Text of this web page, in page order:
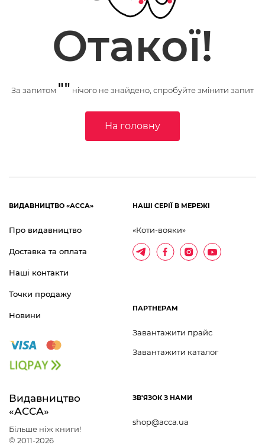
Отакої!
За запитом "" нічого не знайдено, спробуйте змінити запит
На головну
Видавництво
«АССА»
Більше ніж книги!
© 2011-2026
ЗВ'ЯЗОК З НАМИ
shop@acca.ua
ВИДАВНИЦТВО «АССА»
Про видавництво
Доставка та оплата
Наші контакти
Точки продажу
Новини
НАШІ СЕРІЇ В МЕРЕЖІ
«Коти-вояки»
ПАРТНЕРАМ
Завантажити прайс
Завантажити каталог